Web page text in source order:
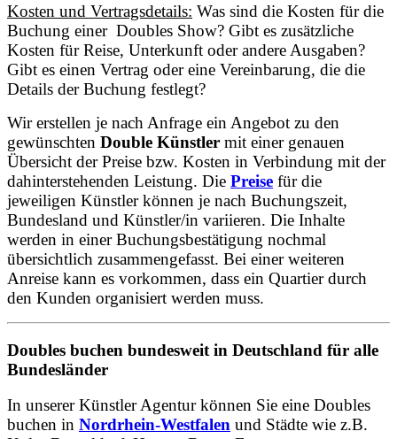
Kosten und Vertragsdetails: Was sind die Kosten für die
Buchung einer Doubles Show? Gibt es zusätzliche
Kosten für Reise, Unterkunft oder andere Ausgaben?
Gibt es einen Vertrag oder eine Vereinbarung, die die
Details der Buchung festlegt?
Wir erstellen je nach Anfrage ein Angebot zu den
gewünschten Double Künstler mit einer genauen
Übersicht der Preise bzw. Kosten in Verbindung mit der
dahinterstehenden Leistung. Die Preise für die
jeweiligen Künstler können je nach Buchungszeit,
Bundesland und Künstler/in variieren. Die Inhalte
werden in einer Buchungsbestätigung nochmal
übersichtlich zusammengefasst. Bei einer weiteren
Anreise kann es vorkommen, dass ein Quartier durch
den Kunden organisiert werden muss.
Doubles buchen bundesweit in Deutschland für alle
Bundesländer
In unserer Künstler Agentur können Sie eine Doubles
buchen in Nordrhein-Westfalen und Städte wie z.B.